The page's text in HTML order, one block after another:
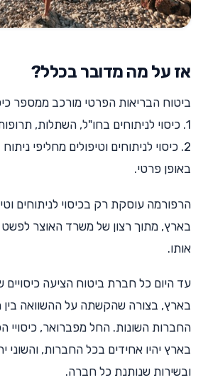
אז על מה מדובר בכלל?
ביטוח הבריאות הפרטי מורכב ממספר
1. כיסוי לניתוחים בחו"ל, השתלות, תרופות מחוץ לסל.
2. כיסוי לניתוחים וטיפולים מחליפי
באופן פרטי.
הרפורמה עוסקת רק בכיסוי לניתוחים
בארץ, מתוך רצון של משרד האוצר לפשט
אותו.
עד היום כל חברת ביטוח הציעה כיסויים
בארץ, בצורה שהקשתה על ההשוואה בין
החברות השונות. החל מפברואר, כיסויי
בארץ יהיו אחידים בכל החברות,
ובשירות שנותנת כל חברה.